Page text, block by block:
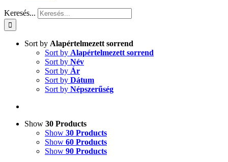
Keresés...
Sort by Alapértelmezett sorrend
Sort by Alapértelmezett sorrend
Sort by Név
Sort by Ár
Sort by Dátum
Sort by Népszerűség
Show 30 Products
Show 30 Products
Show 60 Products
Show 90 Products